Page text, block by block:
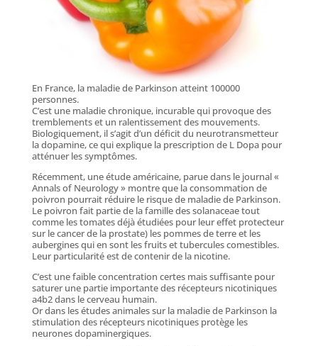
En France, la maladie de Parkinson atteint 100000
personnes.
C’est une maladie chronique, incurable qui provoque des
tremblements et un ralentissement des mouvements.
Biologiquement, il s’agit d’un déficit du neurotransmetteur
la dopamine, ce qui explique la prescription de L Dopa pour
atténuer les symptômes.
Récemment, une étude américaine, parue dans le journal «
Annals of Neurology » montre que la consommation de
poivron pourrait réduire le risque de maladie de Parkinson.
Le poivron fait partie de la famille des solanaceae tout
comme les tomates déjà étudiées pour leur effet protecteur
sur le cancer de la prostate) les pommes de terre et les
aubergines qui en sont les fruits et tubercules comestibles.
Leur particularité est de contenir de la nicotine.
C’est une faible concentration certes mais suffisante pour
saturer une partie importante des récepteurs nicotiniques
a4b2 dans le cerveau humain.
Or dans les études animales sur la maladie de Parkinson la
stimulation des récepteurs nicotiniques protège les
neurones dopaminergiques.